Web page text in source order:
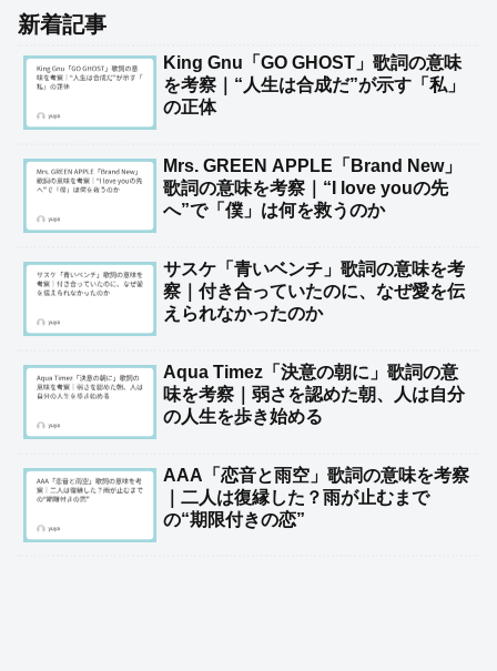
新着記事
King Gnu「GO GHOST」歌詞の意味
を考察｜“人生は合成だ”が示す「私」
の正体
Mrs. GREEN APPLE「Brand New」
歌詞の意味を考察｜“I love youの先
へ”で「僕」は何を救うのか
サスケ「青いベンチ」歌詞の意味を考
察｜付き合っていたのに、なぜ愛を伝
えられなかったのか
Aqua Timez「決意の朝に」歌詞の意
味を考察｜弱さを認めた朝、人は自分
の人生を歩き始める
AAA「恋音と雨空」歌詞の意味を考察
｜二人は復縁した？雨が止むまで
の“期限付きの恋”